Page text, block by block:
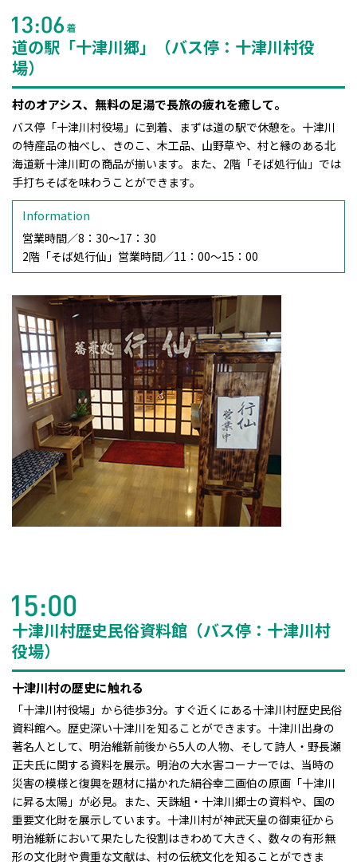
道の駅「十津川郷」（バス停：十津川村役
場）
村のオアシス、無料の足湯で長旅の疲れを癒して。
バス停「十津川村役場」に到着、まずは道の駅で休憩を。十津川
の特産品の柚べし、きのこ、木工品、山野草や、村と縁のある北
海道新十津川町の商品が揃います。また、2階「そば処行仙」では
手打ちそばを味わうことができます。
Information
営業時間／8：30～17：30
2階「そば処行仙」営業時間／11：00～15：00
十津川村歴史民俗資料館（バス停：十津川村
役場）
十津川村の歴史に触れる
「十津川村役場」から徒歩3分。すぐ近くにある十津川村歴史民俗
資料館へ。歴史深い十津川を知ることができます。十津川出身の
著名人として、明治維新前後から5人の人物、そして詩人・野長瀬
正夫氏に関する資料を展示。明治の大水害コーナーでは、当時の
災害の模様と復興を題材に描かれた絹谷幸二画伯の原画「十津川
に昇る太陽」が必見。また、天誅組・十津川郷士の資料や、国の
重要文化財を展示しています。十津川村が神武天皇の御東征から
明治維新において果たした役割はきわめて大きく、数々の有形無
形の文化財や貴重な文献は、村の伝統文化を知ることができま